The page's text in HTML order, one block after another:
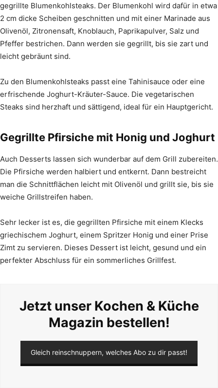
gegrillte Blumenkohlsteaks. Der Blumenkohl wird dafür in etwa
2 cm dicke Scheiben geschnitten und mit einer Marinade aus
Olivenöl, Zitronensaft, Knoblauch, Paprikapulver, Salz und
Pfeffer bestrichen. Dann werden sie gegrillt, bis sie zart und
leicht gebräunt sind.
Zu den Blumenkohlsteaks passt eine Tahinisauce oder eine
erfrischende Joghurt-Kräuter-Sauce. Die vegetarischen
Steaks sind herzhaft und sättigend, ideal für ein Hauptgericht.
Gegrillte Pfirsiche mit Honig und Joghurt
Auch Desserts lassen sich wunderbar auf dem Grill zubereiten.
Die Pfirsiche werden halbiert und entkernt. Dann bestreicht
man die Schnittflächen leicht mit Olivenöl und grillt sie, bis sie
weiche Grillstreifen haben.
Sehr lecker ist es, die gegrillten Pfirsiche mit einem Klecks
griechischem Joghurt, einem Spritzer Honig und einer Prise
Zimt zu servieren. Dieses Dessert ist leicht, gesund und ein
perfekter Abschluss für ein sommerliches Grillfest.
Jetzt unser Kochen & Küche
Magazin bestellen!
Gleich reinschnuppern, welches Abo zu dir passt!